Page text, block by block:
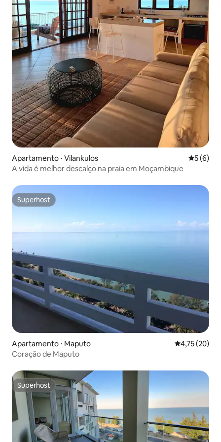
Apartamento ⋅ Vilankulos 5 de
5 (6)
A vida é melhor descalço na praia em Moçambique
Superhost
Superhost
Apartamento ⋅ Maputo 4,75 de uma
4,75 (20)
Coração de Maputo
Superhost
Superhost